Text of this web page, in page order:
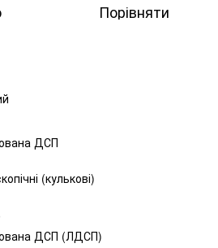
Порівняти
ДСП
(кулькові)
ДСП (ЛДСП)